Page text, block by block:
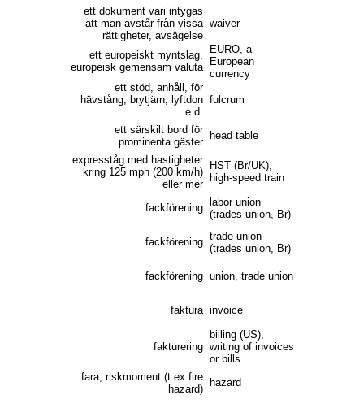
ett dokument vari intygas
att man avstår från vissa
rättigheter, avsägelse
waiver
ett europeiskt myntslag,
europeisk gemensam valuta
EURO, a
European
currency
ett stöd, anhåll, för
hävstång, brytjärn, lyftdon
e.d.
fulcrum
ett särskilt bord för
prominenta gäster
head table
expresståg med hastigheter
kring 125 mph (200 km/h)
eller mer
HST (Br/UK),
high-speed train
fackförening
labor union
(trades union, Br)
fackförening trade union
(trades union, Br)
fackförening union, trade union
faktura invoice
fakturering
billing (US),
writing of invoices
or bills
fara, riskmoment (t ex fire
hazard)
hazard